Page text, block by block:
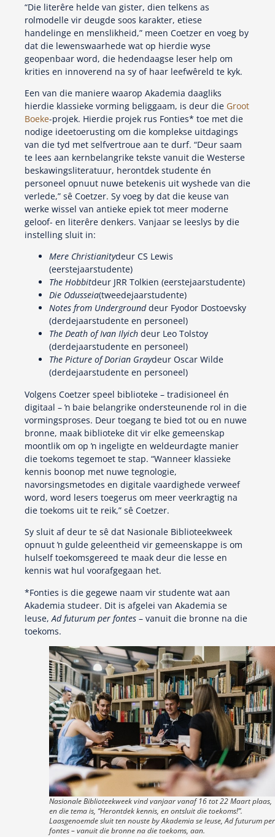
“Die literêre helde van gister, dien telkens as
rolmodelle vir deugde soos karakter, etiese
handelinge en menslikheid,” meen Coetzer en voeg by
dat die lewenswaarhede wat op hierdie wyse
geopenbaar word, die hedendaagse leser help om
krities en innoverend na sy of haar leefwêreld te kyk.
Een van die maniere waarop Akademia daagliks
hierdie klassieke vorming beliggaam, is deur die Groot
Boeke-projek. Hierdie projek rus Fonties* toe met die
nodige ideetoerusting om die komplekse uitdagings
van die tyd met selfvertroue aan te durf. “Deur saam
te lees aan kernbelangrike tekste vanuit die Westerse
beskawingsliteratuur, herontdek studente én
personeel opnuut nuwe betekenis uit wyshede van die
verlede,” sê Coetzer. Sy voeg by dat die keuse van
werke wissel van antieke epiek tot meer moderne
geloof- en literêre denkers. Vanjaar se leeslys by die
instelling sluit in:
Mere Christianitydeur CS Lewis
(eerstejaarstudente)
The Hobbitdeur JRR Tolkien (eerstejaarstudente)
Die Odusseia(tweedejaarstudente)
Notes from Undergrounddeur Fyodor Dostoevsky
(derdejaarstudente en personeel)
The Death of Ivan Ilyich deur Leo Tolstoy
(derdejaarstudente en personeel)
The Picture of Dorian Graydeur Oscar Wilde
(derdejaarstudente en personeel)
Volgens Coetzer speel biblioteke – tradisioneel én
digitaal – ŉ baie belangrike ondersteunende rol in die
vormingsproses. Deur toegang te bied tot ou en nuwe
bronne, maak biblioteke dit vir elke gemeenskap
moontlik om op ŉ ingeligte en weldeurdagte manier
die toekoms tegemoet te stap. “Wanneer klassieke
kennis boonop met nuwe tegnologie,
navorsingsmetodes en digitale vaardighede verweef
word, word lesers toegerus om meer veerkragtig na
die toekoms uit te reik,” sê Coetzer.
Sy sluit af deur te sê dat Nasionale Biblioteekweek
opnuut ŉ gulde geleentheid vir gemeenskappe is om
hulself toekomsgereed te maak deur die lesse en
kennis wat hul voorafgegaan het.
*Fonties is die gegewe naam vir studente wat aan
Akademia studeer. Dit is afgelei van Akademia se
leuse, Ad futurum per fontes – vanuit die bronne na die
toekoms.
Nasionale Biblioteekweek vind vanjaar vanaf 16 tot 22 Maart plaas,
en die tema is, “Herontdek kennis, en ontsluit die toekoms!”.
Laasgenoemde sluit ten nouste by Akademia se leuse, Ad futurum per
fontes – vanuit die bronne na die toekoms, aan.